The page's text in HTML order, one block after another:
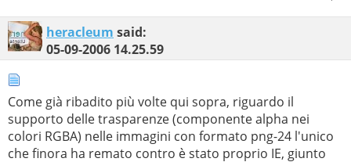
heracleum said:
05-09-2006 14.25.59
Come già ribadito più volte qui sopra, riguardo il
supporto delle trasparenze (componente alpha nei
colori RGBA) nelle immagini con formato png-24 l'unico
che finora ha remato contro è stato proprio IE, giunto